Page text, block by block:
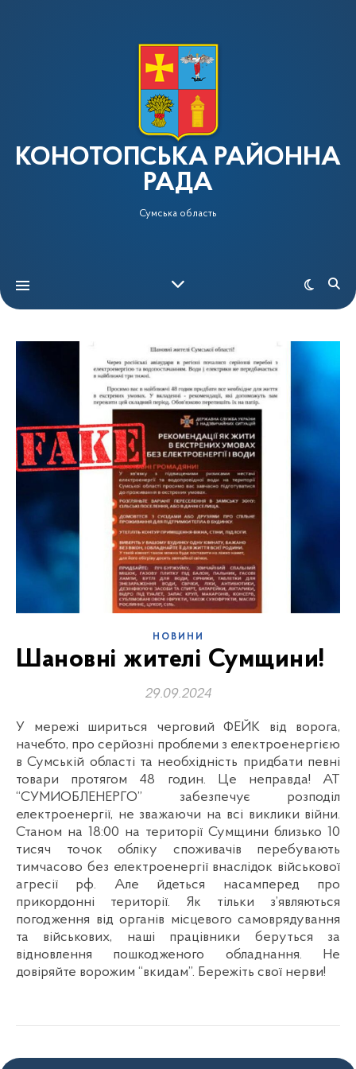
КОНОТОПСЬКА РАЙОННА
РАДА
Сумська область
НОВИНИ
Шановні жителі Сумщини!
29.09.2024
У мережі шириться черговий ФЕЙК від ворога,
начебто, про серйозні проблеми з електроенергією
в Сумській області та необхідність придбати певні
товари протягом 48 годин. Це неправда! АТ
“СУМИОБЛЕНЕРГО” забезпечує розподіл
електроенергії, не зважаючи на всі виклики війни.
Станом на 18:00 на території Сумщини близько 10
тисяч точок обліку споживачів перебувають
тимчасово без електроенергії внаслідок військової
агресії рф. Але йдеться насамперед про
прикордонні території. Як тільки з’являються
погодження від органів місцевого самоврядування
та військових, наші працівники беруться за
відновлення пошкодженого обладнання. Не
довіряйте ворожим “вкидам”. Бережіть свої нерви!